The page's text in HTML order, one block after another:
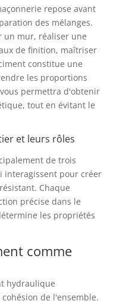
repose avant
des mélanges.
un mur, réaliser une
de finition, maîtriser
constitue une
les proportions
permettra d'obtenir
tout en évitant le
et leurs rôles
de trois
interagissent pour créer
Chaque
précise dans le
les propriétés
comme
hydraulique
de l'ensemble.